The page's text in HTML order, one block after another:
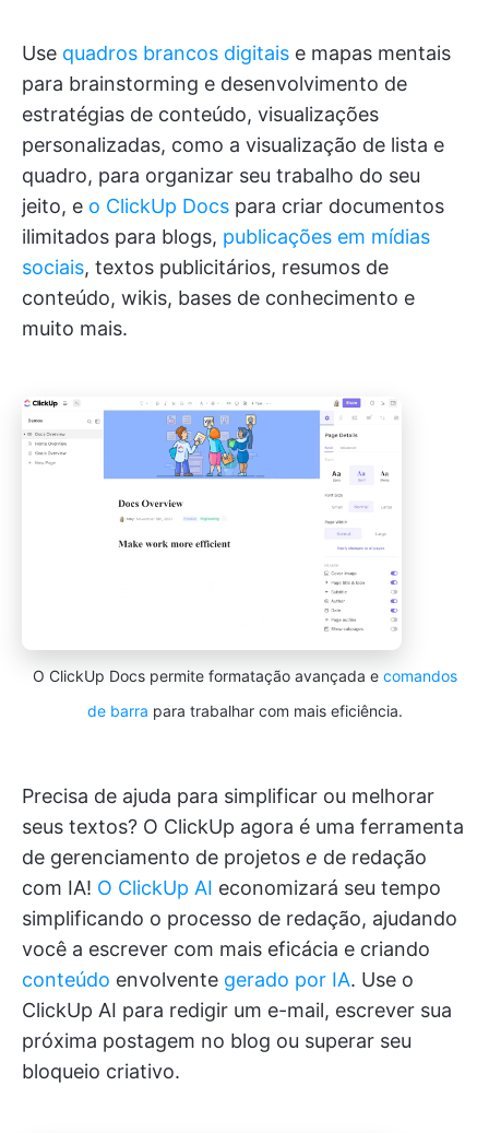
Use quadros brancos digitais e mapas mentais
para brainstorming e desenvolvimento de
estratégias de conteúdo, visualizações
personalizadas, como a visualização de lista e
quadro, para organizar seu trabalho do seu
jeito, e o ClickUp Docs para criar documentos
ilimitados para blogs, publicações em mídias
sociais, textos publicitários, resumos de
conteúdo, wikis, bases de conhecimento e
muito mais.
O ClickUp Docs permite formatação avançada e comandos
de barra para trabalhar com mais eficiência.
Precisa de ajuda para simplificar ou melhorar
seus textos? O ClickUp agora é uma ferramenta
de gerenciamento de projetos e de redação
com IA! O ClickUp AI economizará seu tempo
simplificando o processo de redação, ajudando
você a escrever com mais eficácia e criando
conteúdo envolvente gerado por IA. Use o
ClickUp AI para redigir um e-mail, escrever sua
próxima postagem no blog ou superar seu
bloqueio criativo.